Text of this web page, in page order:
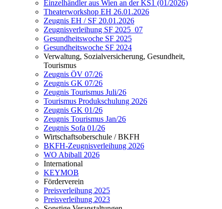
Einzelhändler aus Wien an der KS1 (01/2026)
Theaterworkshop EH 26.01.2026
Zeugnis EH / SF 20.01.2026
Zeugnisverleihung SF 2025_07
Gesundheitswoche SF 2025
Gesundheitswoche SF 2024
Verwaltung, Sozialversicherung, Gesundheit,
Tourismus
Zeugnis ÖV 07/26
Zeugnis GK 07/26
Zeugnis Tourismus Juli/26
Tourismus Produkschulung 2026
Zeugnis GK 01/26
Zeugnis Tourismus Jan/26
Zeugnis Sofa 01/26
Wirtschaftsoberschule / BKFH
BKFH-Zeugnisverleihung 2026
WO Abiball 2026
International
KEYMOB
Förderverein
Preisverleihung 2025
Preisverleihung 2023